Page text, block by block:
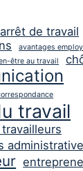
arrêt de travail
avantages
être au travail
travail